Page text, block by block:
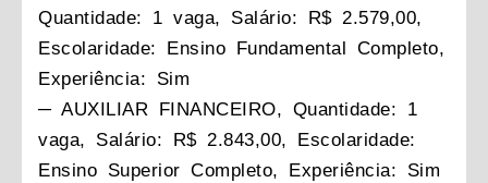
Quantidade: 1 vaga, Salário: R$ 2.579,00,
Escolaridade: Ensino Fundamental Completo,
Experiência: Sim
─ AUXILIAR FINANCEIRO, Quantidade: 1
vaga, Salário: R$ 2.843,00, Escolaridade:
Ensino Superior Completo, Experiência: Sim